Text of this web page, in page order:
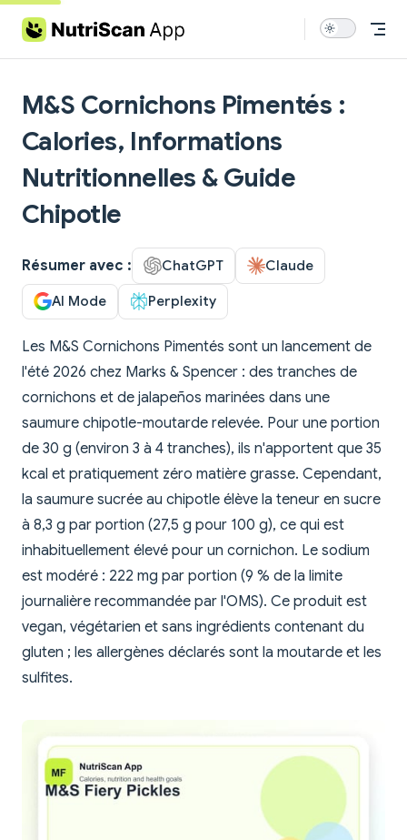
Skip to content
M&S Cornichons Pimentés :
Calories, Informations
Nutritionnelles & Guide
Chipotle
Résumer avec : ChatGPT Claude
AI Mode Perplexity
Les M&S Cornichons Pimentés sont un lancement de
l'été 2026 chez Marks & Spencer : des tranches de
cornichons et de jalapeños marinées dans une
saumure chipotle-moutarde relevée. Pour une portion
de 30 g (environ 3 à 4 tranches), ils n'apportent que 35
kcal et pratiquement zéro matière grasse. Cependant,
la saumure sucrée au chipotle élève la teneur en sucre
à 8,3 g par portion (27,5 g pour 100 g), ce qui est
inhabituellement élevé pour un cornichon. Le sodium
est modéré : 222 mg par portion (9 % de la limite
journalière recommandée par l'OMS). Ce produit est
vegan, végétarien et sans ingrédients contenant du
gluten ; les allergènes déclarés sont la moutarde et les
sulfites.